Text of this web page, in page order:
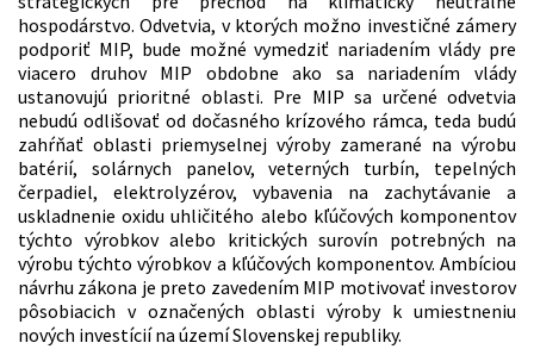
hospodárstvo. Odvetvia, v ktorých možno investičné zámery
podporiť MIP, bude možné vymedziť nariadením vlády pre
viacero druhov MIP obdobne ako sa nariadením vlády
ustanovujú prioritné oblasti. Pre MIP sa určené odvetvia
nebudú odlišovať od dočasného krízového rámca, teda budú
zahŕňať oblasti priemyselnej výroby zamerané na výrobu
batérií, solárnych panelov, veterných turbín, tepelných
čerpadiel, elektrolyzérov, vybavenia na zachytávanie a
uskladnenie oxidu uhličitého alebo kľúčových komponentov
týchto výrobkov alebo kritických surovín potrebných na
výrobu týchto výrobkov a kľúčových komponentov. Ambíciou
návrhu zákona je preto zavedením MIP motivovať investorov
pôsobiacich v označených oblasti výroby k umiestneniu
nových investícií na území Slovenskej republiky.